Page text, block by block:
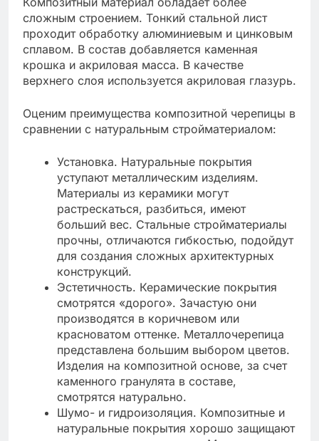
сложным строением. Тонкий стальной лист
проходит обработку алюминиевым и цинковым
сплавом. В состав добавляется каменная
крошка и акриловая масса. В качестве
верхнего слоя используется акриловая глазурь.
Оценим преимущества композитной черепицы в
сравнении с натуральным стройматериалом:
Установка. Натуральные покрытия
уступают металлическим изделиям.
Материалы из керамики могут
растрескаться, разбиться, имеют
больший вес. Стальные стройматериалы
прочны, отличаются гибкостью, подойдут
для создания сложных архитектурных
конструкций.
Эстетичность. Керамические покрытия
смотрятся «дорого». Зачастую они
производятся в коричневом или
красноватом оттенке. Металлочерепица
представлена большим выбором цветов.
Изделия на композитной основе, за счет
каменного гранулята в составе,
смотрятся натурально.
Шумо- и гидроизоляция. Композитные и
натуральные покрытия хорошо защищают